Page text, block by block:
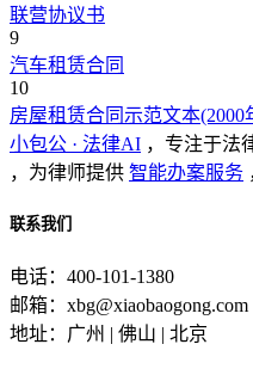
联营协议书
9
汽车租赁合同
10
房屋租赁合同示范文本(2000
小包公 · 法律AI ，专注于法
，为律师提供 智能办案服务
联系我们
电话：400-101-1380
邮箱：xbg@xiaobaogong.com
地址：广州 | 佛山 | 北京